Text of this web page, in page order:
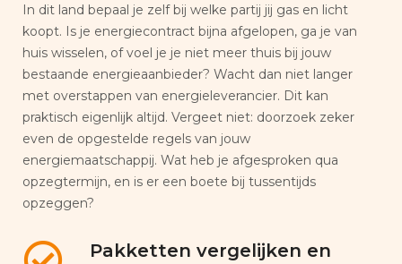
In dit land bepaal je zelf bij welke partij jij gas en licht
koopt. Is je energiecontract bijna afgelopen, ga je van
huis wisselen, of voel je je niet meer thuis bij jouw
bestaande energieaanbieder? Wacht dan niet langer
met overstappen van energieleverancier. Dit kan
praktisch eigenlijk altijd. Vergeet niet: doorzoek zeker
even de opgestelde regels van jouw
energiemaatschappij. Wat heb je afgesproken qua
opzegtermijn, en is er een boete bij tussentijds
opzeggen?
Pakketten vergelijken en